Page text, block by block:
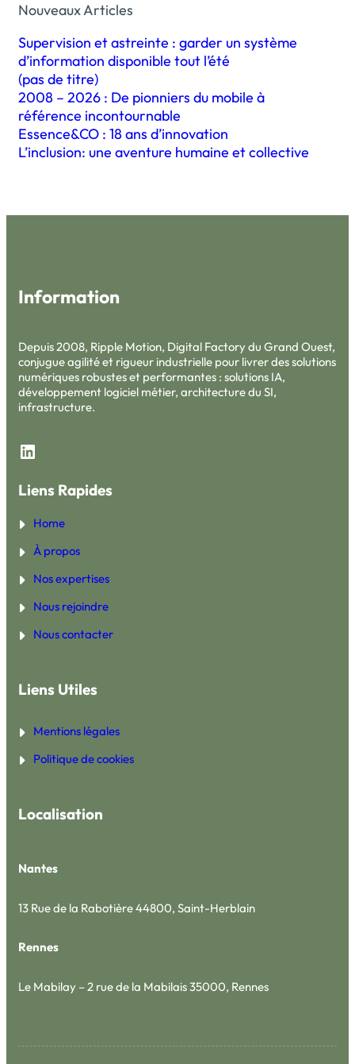
Nouveaux Articles
Supervision et astreinte : garder un système
d’information disponible tout l’été
(pas de titre)
2008 – 2026 : De pionniers du mobile à
référence incontournable
Essence&CO : 18 ans d’innovation
L’inclusion: une aventure humaine et collective
Information
Depuis 2008, Ripple Motion, Digital Factory du Grand Ouest,
conjugue agilité et rigueur industrielle pour livrer des solutions
numériques robustes et performantes : solutions IA,
développement logiciel métier, architecture du SI,
infrastructure.
LinkedIn
Liens Rapides
Home
À propos
Nos expertises
Nous rejoindre
Nous contacter
Liens Utiles
Mentions légales
Politique de cookies
Localisation
Nantes
13 Rue de la Rabotière 44800, Saint-Herblain
Rennes
Le Mabilay – 2 rue de la Mabilais 35000, Rennes